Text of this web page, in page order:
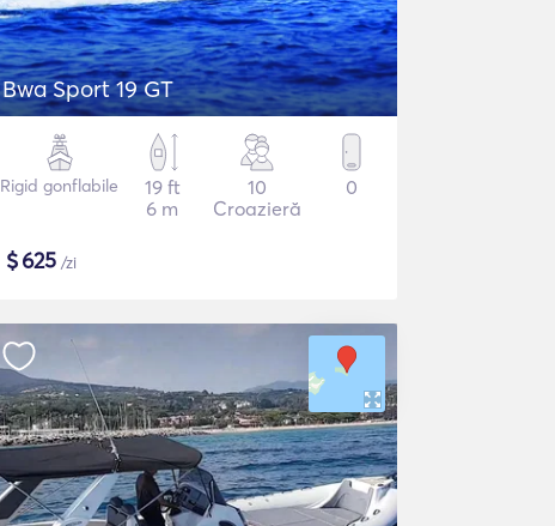
Bwa Sport 19 GT
Rigid gonflabile
19 ft
6 m
10
Croazieră
0
$625 /zi